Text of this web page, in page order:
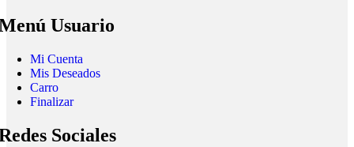
Usuario
Mi Cuenta
Mis Deseados
Carro
Finalizar
Sociales